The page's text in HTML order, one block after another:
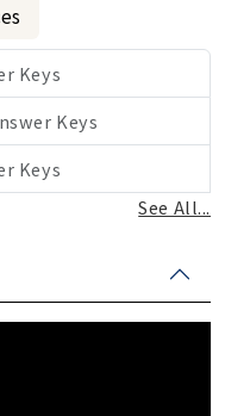
Keys
Keys
Keys
See All...